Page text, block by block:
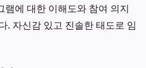
램에 대한 이해도와 참여 의지
. 자신감 있고 진솔한 태도로 임